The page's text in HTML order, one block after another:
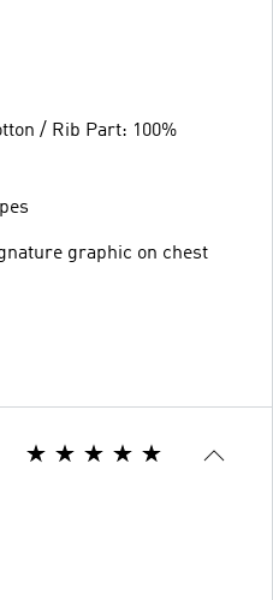
/ Rib Part: 100%
graphic on chest